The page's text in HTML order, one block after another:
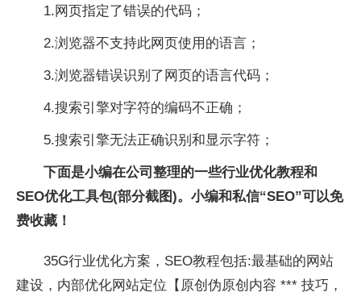
1.网页指定了错误的代码；
2.浏览器不支持此网页使用的语言；
3.浏览器错误识别了网页的语言代码；
4.搜索引擎对字符的编码不正确；
5.搜索引擎无法正确识别和显示字符；
下面是小编在公司整理的一些行业优化教程和
SEO优化工具包(部分截图)。小编和私信“SEO”可以免
费收藏！
35G行业优化方案，SEO教程包括:最基础的网站
建设，内部优化网站定位【原创伪原创内容 *** 技巧，